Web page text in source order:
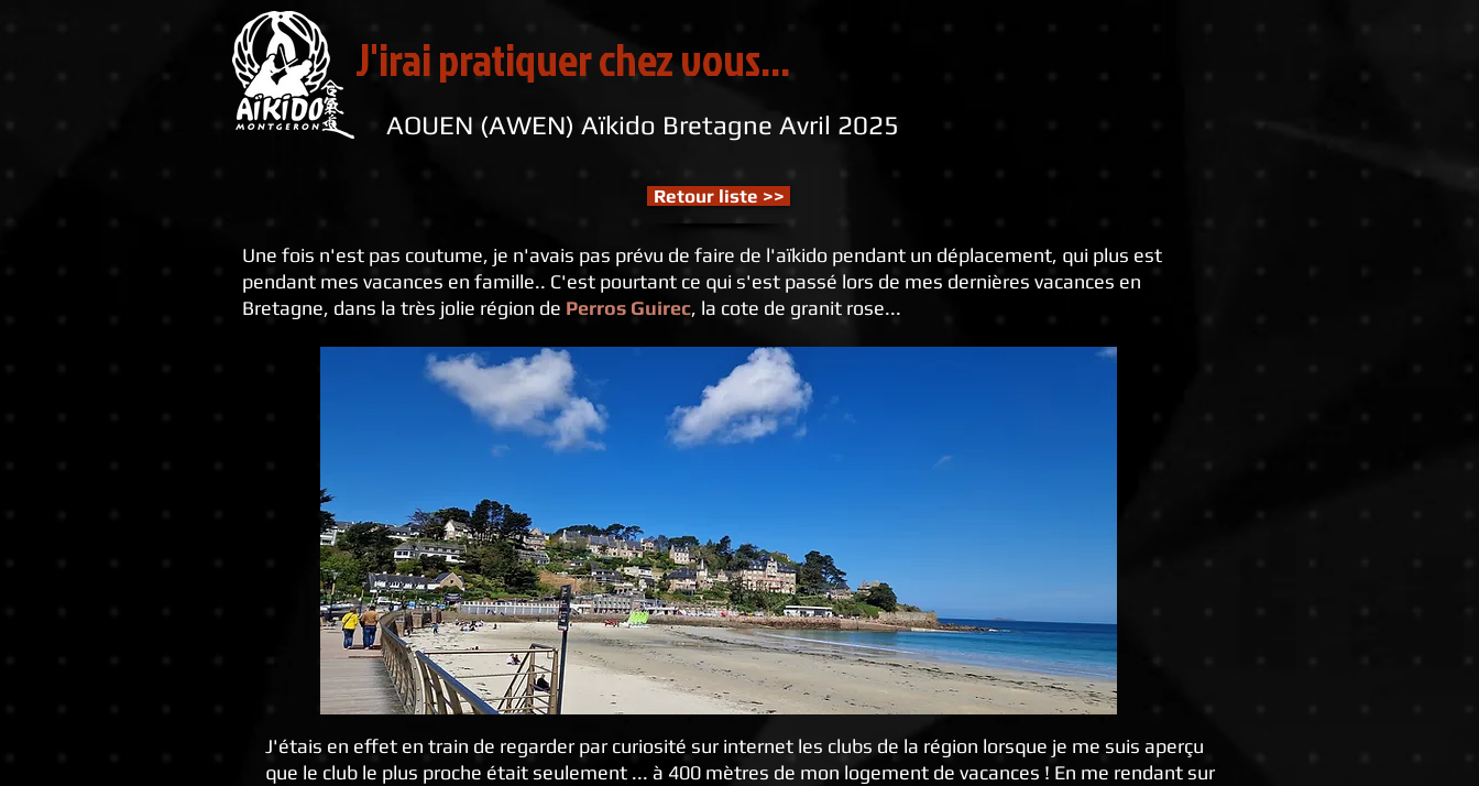
J'irai pratiquer chez vous...
AOUEN (AWEN) Aïkido Bretagne Avril 2025
Retour liste >>
Une fois n'est pas coutume, je n'avais pas prévu de faire de l'aïkido pendant un déplacement, qui plus est
pendant mes vacances en famille.. C'est pourtant ce qui s'est passé lors de mes dernières vacances en
Bretagne, dans la très jolie région de Perros Guirec, la cote de granit rose...
J'étais en effet en train de regarder par curiosité sur internet les clubs de la région lorsque je me suis aperçu
que le club le plus proche était seulement ... à 400 mètres de mon logement de vacances ! En me rendant sur